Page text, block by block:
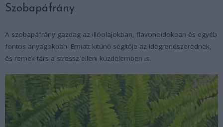
Szobapáfrány
A szobapáfrány gazdag az illóolajokban, flavonoidokban és egyéb
fontos anyagokban. Emiatt kitűnő segítője az idegrendszerednek,
és remek társ a stressz elleni küzdelemben is.